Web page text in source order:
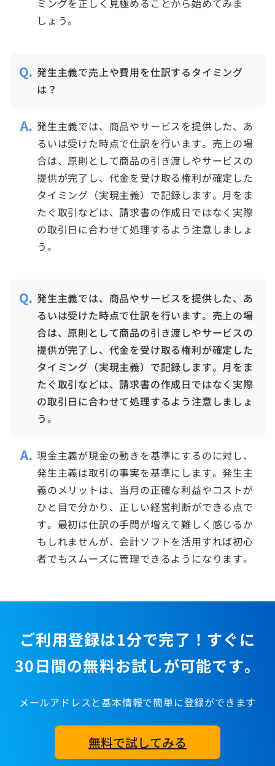
ミングを正しく見極めることから始めてみま
しょう。
発生主義で売上や費用を仕訳するタイミング
は？
発生主義では、商品やサービスを提供した、あ
るいは受けた時点で仕訳を行います。売上の場
合は、原則として商品の引き渡しやサービスの
提供が完了し、代金を受け取る権利が確定した
タイミング（実現主義）で記録します。月をま
たぐ取引などは、請求書の作成日ではなく実際
の取引日に合わせて処理するよう注意しましょ
う。
発生主義では、商品やサービスを提供した、あ
るいは受けた時点で仕訳を行います。売上の場
合は、原則として商品の引き渡しやサービスの
提供が完了し、代金を受け取る権利が確定した
タイミング（実現主義）で記録します。月をま
たぐ取引などは、請求書の作成日ではなく実際
の取引日に合わせて処理するよう注意しましょ
う。
現金主義が現金の動きを基準にするのに対し、
発生主義は取引の事実を基準にします。発生主
義のメリットは、当月の正確な利益やコストが
ひと目で分かり、正しい経営判断ができる点で
す。最初は仕訳の手間が増えて難しく感じるか
もしれませんが、会計ソフトを活用すれば初心
者でもスムーズに管理できるようになります。
ご利用登録は1分で完了！すぐに
30日間の無料お試しが可能です。
メールアドレスと基本情報で簡単に登録ができます
無料で試してみる